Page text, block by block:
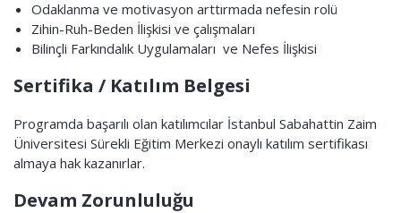
Odaklanma ve motivasyon arttırmada nefesin rolü
Zihin-Ruh-Beden İlişkisi ve çalışmaları
Bilinçli Farkındalık Uygulamaları ve Nefes İlişkisi
Sertifika / Katılım Belgesi
Programda başarılı olan katılımcılar İstanbul Sabahattin Zaim
Üniversitesi Sürekli Eğitim Merkezi onaylı katılım sertifikası
almaya hak kazanırlar.
Devam Zorunluluğu